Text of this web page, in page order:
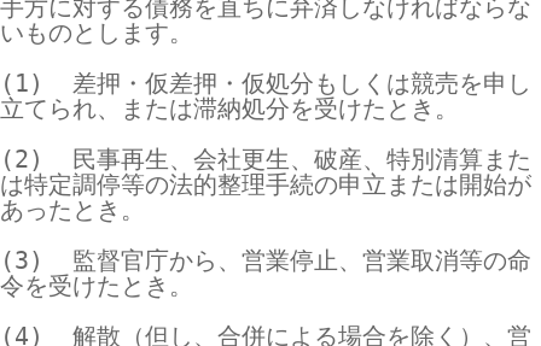
手方に対する債務を直ちに弁済しなければならな
いものとします。
(1)  差押・仮差押・仮処分もしくは競売を申し
立てられ、または滞納処分を受けたとき。
(2)  民事再生、会社更生、破産、特別清算また
は特定調停等の法的整理手続の申立または開始が
あったとき。
(3)  監督官庁から、営業停止、営業取消等の命
令を受けたとき。
(4)  解散（但し、合併による場合を除く）、営